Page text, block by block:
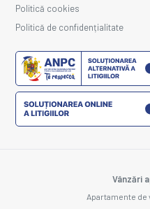
Politică cookies
Politică de confidențialitate
Vânzări
Apartamente de